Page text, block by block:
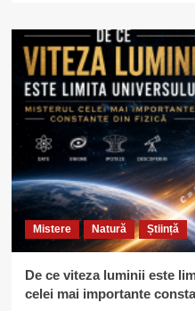
Mistere Natură Știință
De ce viteza luminii este
celei mai importante